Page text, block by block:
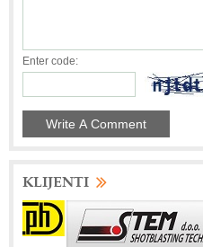
Enter code:
KLIJENTI